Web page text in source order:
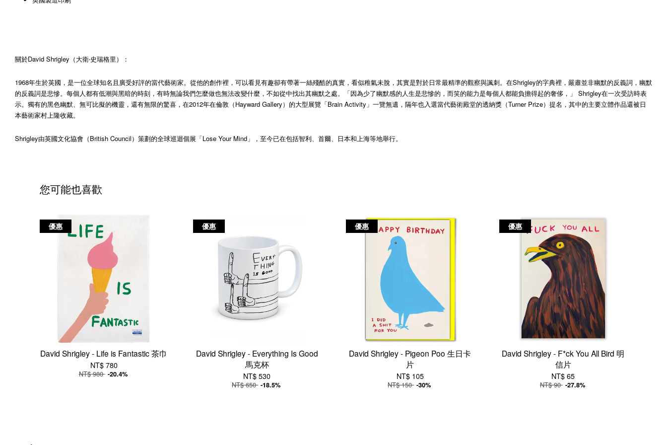
關於David Shrigley（大衛‧史瑞格里）：
1968年生於英國，是一位全球知名且廣受好評的當代藝術家。從他的創作裡，可以看見有趣卻有帶著一絲殘酷的真實，看似稚氣未脫，其實是對於日常最精準的觀察與諷刺。在Shrigley的字典裡，嚴肅並非幽默的反義詞，幽默
的反義詞是悲慘。每個人都有低潮與黑暗的時刻，有時無論我們怎麼做也無法改變什麼，不如從中找出其幽默之處。「因為少了幽默感的人生是悲慘的，而笑的能力是每個人都能負擔得起的奢侈，」 Shrigley在一次受訪時表
示。獨有的黑色幽默、無可比擬的機靈，還有無限的驚喜，在2012年在倫敦（Hayward Gallery）的大型展覽「Brain Activity」一覽無遺，隔年也入選當代藝術殿堂的透納獎（Turner Prize）提名，其中的主要立體作品還被日
本藝術家村上隆收藏。
Shrigley由英國文化協會（British Council）策劃的全球巡迴個展「Lose Your Mind」，至今已在包括智利、首爾、日本和上海等地舉行。
您可能也喜歡
優惠
David Shrigley - Life is Fantastic 茶巾
NT$ 780
NT$ 980 -20.4%
優惠
David Shrigley - Everything Is Good
馬克杯
NT$ 530
NT$ 650 -18.5%
優惠
David Shrigley - Pigeon Poo 生日卡
片
NT$ 105
NT$ 150 -30%
優惠
David Shrigley - F*ck You All Bird 明
信片
NT$ 65
NT$ 90 -27.8%